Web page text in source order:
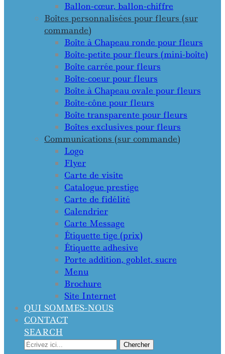
Ballon-cœur, ballon-chiffre
Boîtes personnalisées pour fleurs (sur
commande)
Boîte à Chapeau ronde pour fleurs
Boîte-petite pour fleurs (mini-boîte)
Boîte carrée pour fleurs
Boîte-coeur pour fleurs
Boîte à Chapeau ovale pour fleurs
Boîte-cône pour fleurs
Boîte transparente pour fleurs
Boîtes exclusives pour fleurs
Communications (sur commande)
Logo
Flyer
Carte de visite
Catalogue prestige
Carte de fidélité
Calendrier
Carte Message
Étiquette tige (prix)
Étiquette adhesive
Porte addition, goblet, sucre
Menu
Brochure
Site Internet
QUI SOMMES-NOUS
CONTACT
SEARCH
Chercher